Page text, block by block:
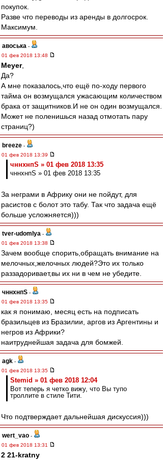
покупок.
Разве что переводы из аренды в долгосрок.
Максимум.
авоська -
01 фев 2018 13:48
Meyer,
Да?
А мне показалось,что ещё по-ходу первого
тайма он возмущался ужасающим количеством
брака от защитников.И не он один возмущался.
Может не поленишься назад отмотать пару
страниц?)
breeze -
01 фев 2018 13:39
чннхнпS » 01 фев 2018 13:35
чннхнпS » 01 фев 2018 13:35
За неграми в Африку они не пойдут, для
расистов с болот это табу. Так что задача ещё
больше усложняется)))
tver-udomlya -
01 фев 2018 13:38
Зачем вообще спорить,обращать внимание на
мелочных,желочных людей?Это их только
раззадоривает,вы их ни в чем не убедите.
чннхнпS -
01 фев 2018 13:35
как я понимаю, месяц есть на подписать
бразильцев из Бразилии, аргов из Аргентины и
негров из Африки?
наитруднейшая задача для бомжей.
agk -
01 фев 2018 13:35
Stemid » 01 фев 2018 12:04
Вот теперь я четко вижу, что Вы тупо
троллите в стиле Тити.
Что подтверждает дальнейшая дискуссия)))
wert_vao -
01 фев 2018 13:31
2 21-kratny